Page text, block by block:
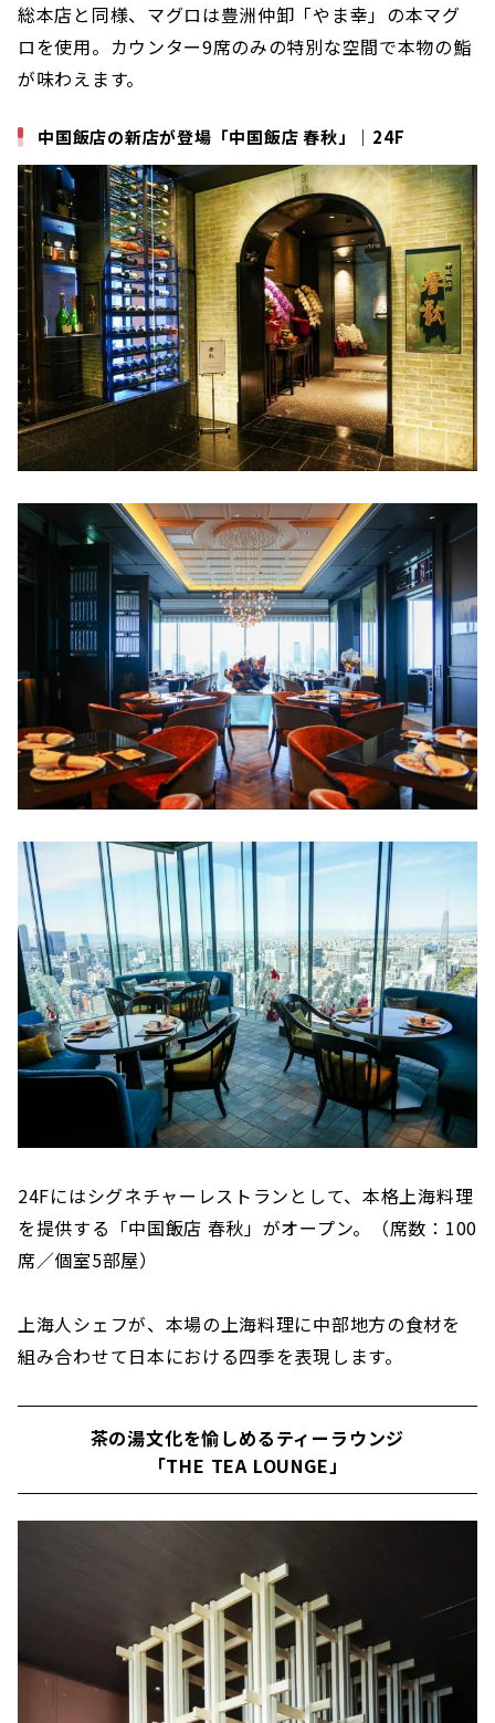
総本店と同様、マグロは豊洲仲卸「やま幸」の本マグ
ロを使用。カウンター9席のみの特別な空間で本物の鮨
が味わえます。
中国飯店の新店が登場「中国飯店 春秋」｜24F
24Fにはシグネチャーレストランとして、本格上海料理
を提供する「中国飯店 春秋」がオープン。（席数：100
席／個室5部屋）
上海人シェフが、本場の上海料理に中部地方の食材を
組み合わせて日本における四季を表現します。
茶の湯文化を愉しめるティーラウンジ
「THE TEA LOUNGE」